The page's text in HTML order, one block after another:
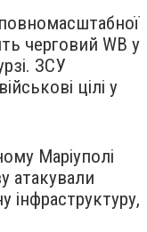
черговий WB у
ЗСУ
цілі у
Маріуполі
атакували
інфраструктуру,